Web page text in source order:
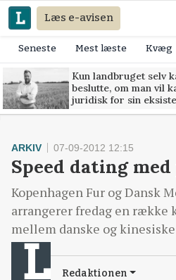
Læs e-avisen
Seneste Mest læste Kvæg
Kun landbruget selv
beslutte, om man vil
juridisk for sin
ARKIV 07-09-2012 12:15
Speed dating med
Kopenhagen Fur og Dansk
arrangerer fredag en række
mellem danske og
Redaktionen